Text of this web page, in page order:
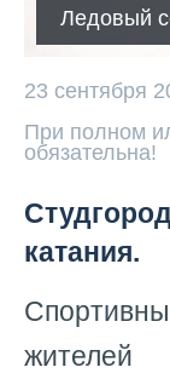
Ледовый
23 сентября
При полном
обязательна!
катания.
жителей